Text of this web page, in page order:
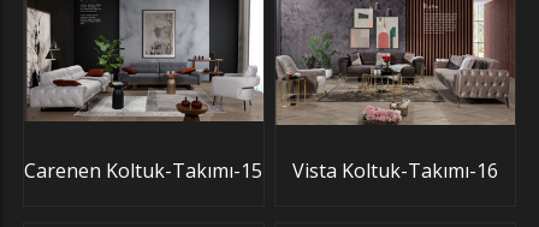
Carenen Koltuk-Takımı-15 Vista Koltuk-Takımı-16